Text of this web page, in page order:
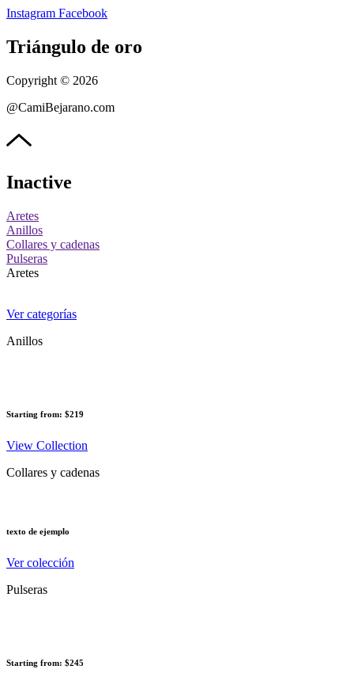
Instagram Facebook
Triángulo de oro
Copyright © 2026
@CamiBejarano.com
Inactive
Aretes
Anillos
Collares y cadenas
Pulseras
Aretes
Ver categorías
Anillos
Starting from: $219
View Collection
Collares y cadenas
texto de ejemplo
Ver colección
Pulseras
Starting from: $245